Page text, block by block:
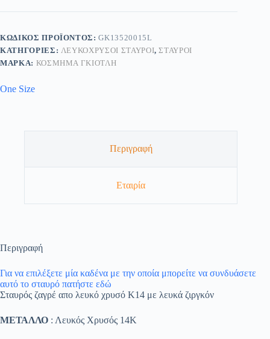
ΚΩΔΙΚΌΣ ΠΡΟΪΌΝΤΟΣ:GK13520015L
ΚΑΤΗΓΟΡΊΕΣ: ΛΕΥΚΌΧΡΥΣΟΙ ΣΤΑΥΡΟΊ,ΣΤΑΥΡΟΊ
ΜΆΡΚΑ: ΚΟΣΜΗΜΑ ΓΚΙΟΤΛΗ
One Size
Περιγραφή
Εταιρία
Περιγραφή
Για να επιλέξετε μία καδένα με την οποία μπορείτε να συνδυάσετε
αυτό το σταυρό πατήστε εδώ
Σταυρός ζαγρέ απο λευκό χρυσό Κ14 με λευκά ζιργκόν
ΜΕΤΑΛΛΟ : Λευκός Χρυσός 14K